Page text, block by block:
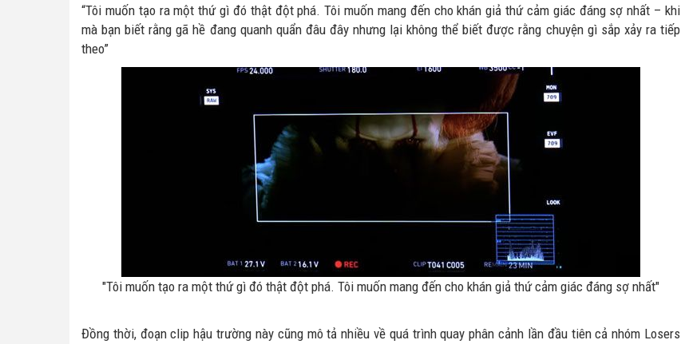
“Tôi muốn tạo ra một thứ gì đó thật đột phá. Tôi muốn mang đến cho khán giả thứ cảm giác đáng sợ nhất – khi
mà bạn biết rằng gã hề đang quanh quẩn đâu đây nhưng lại không thể biết được rằng chuyện gì sắp xảy ra tiếp
theo”
"Tôi muốn tạo ra một thứ gì đó thật đột phá. Tôi muốn mang đến cho khán giả thứ cảm giác đáng sợ nhất"
Đồng thời, đoạn clip hậu trường này cũng mô tả nhiều về quá trình quay phân cảnh lần đầu tiên cả nhóm Losers